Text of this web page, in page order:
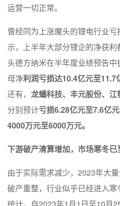
运营一切正常。
曾经同为上涨魔头的锂电行业
示，上半年大部分锂企的净获利
头德方纳米在半年度业绩预告
母净利润亏损达10.4亿元至11.7
还有， 龙蟠科技、丰元股份、江
分别预计亏损6.28亿元至7.6亿
4000万元至6000万元。
下游破产清算增加，市场寒冬已
由于实际需求减少，2023年大
破产重整，行业似乎已经进入